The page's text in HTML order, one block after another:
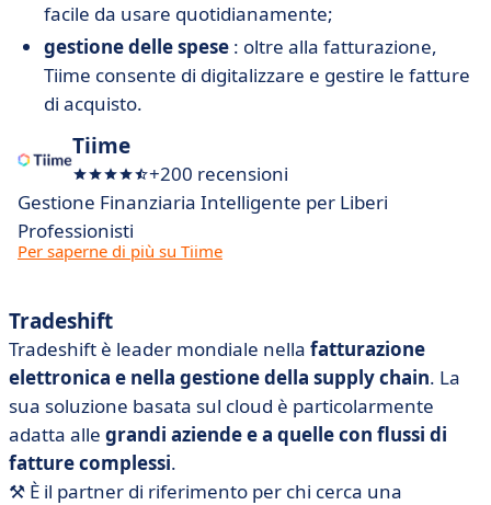
facile da usare quotidianamente;
gestione delle spese : oltre alla fatturazione,
Tiime consente di digitalizzare e gestire le fatture
di acquisto.
Tiime
+200 recensioni
Gestione Finanziaria Intelligente per Liberi
Professionisti
Per saperne di più su Tiime
Tradeshift
Tradeshift è leader mondiale nella fatturazione
elettronica e nella gestione della supply chain. La
sua soluzione basata sul cloud è particolarmente
adatta alle grandi aziende e a quelle con flussi di
fatture complessi.
⚒️ È il partner di riferimento per chi cerca una